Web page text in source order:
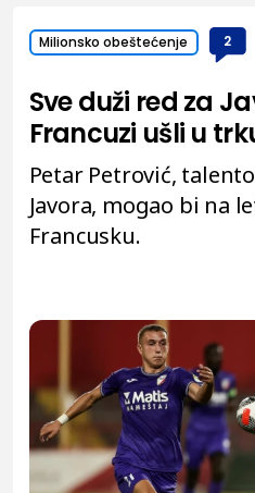
Milionsko obeštećenje 2
Sve duži red za
Francuzi ušli u
Petar Petrović,
Javora, mogao bi na
Francusku.